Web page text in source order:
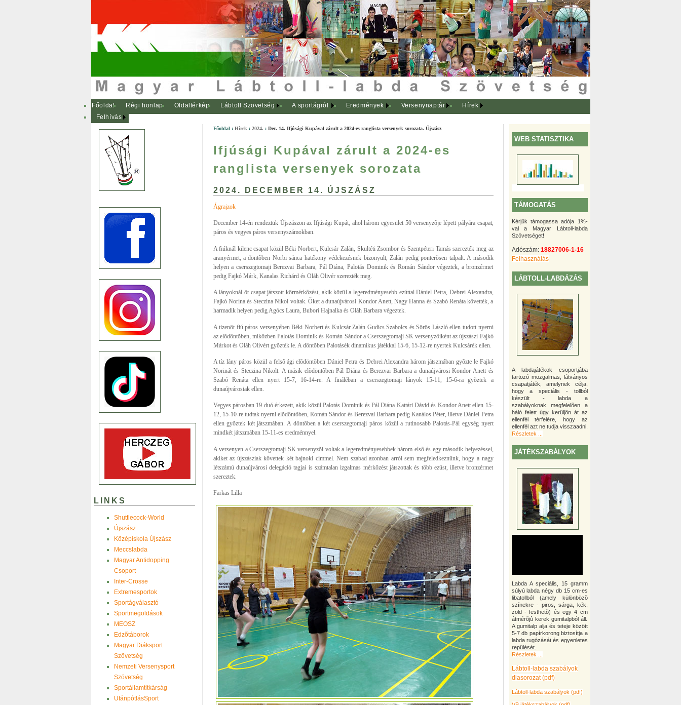
Főoldal Régi honlap Oldaltérkép Lábtoll Szövetség A sportágról Eredmények Versenynaptár
Hírek
Felhívás
LINKS
Shuttlecock-World
Újszász
Középiskola Újszász
Meccslabda
Magyar Antidopping
Csoport
Inter-Crosse
Extremesportok
Sportágválasztó
Sportmegoldások
MEOSZ
Edzõtáborok
Magyar Diáksport
Szövetség
Nemzeti Versenysport
Szövetség
Sportállamtitkárság
UtánpótlásSport
WEB STATISZTIKA
TÁMOGATÁS
Kérjük támogassa adója 1%-
val a Magyar Lábtoll-labda
Szövetséget!
Adószám: 18827006-1-16
Felhasználás
LÁBTOLL-LABDÁZÁS
A labdajátékok csoportjába
tartozó mozgalmas, látványos
csapatjáték, amelynek célja,
hogy a speciális - tollból
készült - labda a
szabályoknak megfelelõen a
háló felett úgy kerüljön át az
ellenfél térfelére, hogy az
ellenfél azt ne tudja visszaadni.
Részletek ...
JÁTÉKSZABÁLYOK
Labda A speciális, 15 gramm
súlyú labda négy db 15 cm-es
libatollból (amely különbözõ
színekre - piros, sárga, kék,
zöld - festhetõ) és egy 4 cm
átmérõjû kerek gumitalpból áll.
A gumitalp alja és teteje között
5-7 db papírkorong biztosítja a
labda rugózását és egyenletes
repülését.
Részletek ...
Lábtoll-labda szabályok
diasorozat (pdf)
Lábtoll-labda szabályok (pdf)
Főoldal: Hírek : 2024. : Dec. 14. Ifjúsági Kupával zárult a 2024-es ranglista versenyek sorozata. Újszász
Ifjúsági Kupával zárult a 2024-es
ranglista versenyek sorozata
2024. DECEMBER 14. ÚJSZÁSZ
Ágrajzok
December 14-én rendeztük Újszászon az Ifjúsági Kupát, ahol három egyesület 50 versenyzõje lépett pályára csapat,
páros és vegyes páros versenyszámokban.
A fiúknál kilenc csapat közül Béki Norbert, Kulcsár Zalán, Skultéti Zsombor és Szentpéteri Tamás szerezték meg az
aranyérmet, a döntõben Norbi sánca hatékony védekezésnek bizonyult, Zalán pedig ponterõsen talpalt. A második
helyen a cserszegtomaji Berezvai Barbara, Pál Diána, Palotás Dominik és Román Sándor végeztek, a bronzérmet
pedig Fajkó Márk, Kanalas Richárd és Oláh Olivér szerezték meg.
A lányoknál öt csapat játszott körmérkõzést, akik közül a legeredményesebb ezúttal Dániel Petra, Debrei Alexandra,
Fajkó Norina és Steczina Nikol voltak. Õket a dunaújvárosi Kondor Anett, Nagy Hanna és Szabó Renáta követték, a
harmadik helyen pedig Agócs Laura, Bubori Hajnalka és Oláh Barbara végeztek.
A tizenöt fiú páros versenyében Béki Norbert és Kulcsár Zalán Gudics Szabolcs és Sörös László ellen tudott nyerni
az elõdöntõben, miközben Palotás Dominik és Román Sándor a Cserszegtomaji SK versenyzõiként az újszászi Fajkó
Márkot és Oláh Olivért gyõzték le. A döntõben Palotásék dinamikus játékkal 15-6, 15-12-re nyertek Kulcsárék ellen.
A tíz lány páros közül a felsõ ági elõdöntõben Dániel Petra és Debrei Alexandra három játszmában gyõzte le Fajkó
Norinát és Steczina Nikolt. A másik elõdöntõben Pál Diána és Berezvai Barbara a dunaújvárosi Kondor Anett és
Szabó Renáta ellen nyert 15-7, 16-14-re. A fináléban a cserszegtomaji lányok 15-11, 15-6-ra gyõztek a
dunaújvárosiak ellen.
Vegyes párosban 19 duó érkezett, akik közül Palotás Dominik és Pál Diána Kattári Dávid és Kondor Anett ellen 15-
12, 15-10-re tudtak nyerni elõdöntõben, Román Sándor és Berezvai Barbara pedig Kanálos Péter, illetve Dániel Petra
ellen gyõztek két játszmában. A döntõben a két cserszegtomaji páros közül a rutinosabb Palotás-Pál egység nyert
mindkét játszmában 15-11-es eredménnyel.
A versenyen a Cserszegtomaji SK versenyzõi voltak a legeredményesebbek három elsõ és egy második helyezéssel,
akiket az újszásziak követtek két bajnoki címmel. Nem szabad azonban arról sem megfeledkeznünk, hogy a nagy
létszámú dunaújvárosi delegáció tagjai is számtalan izgalmas mérkõzést játszottak és több ezüst, illetve bronzérmet
szereztek.
Farkas Lilla